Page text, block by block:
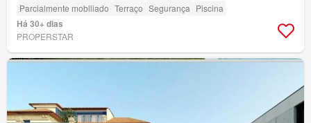
Parcialmente mobiliado Terraço Segurança Piscina
Há 30+ dias
PROPERSTAR